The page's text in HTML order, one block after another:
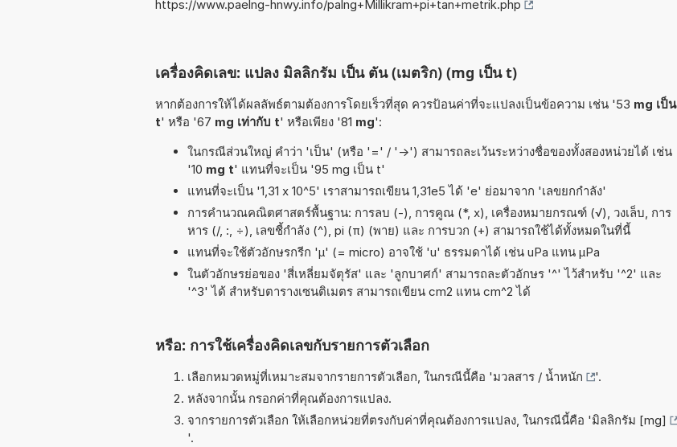
https://www.paelng-hnwy.info/palng+Millikram+pi+tan+metrik.php
เครื่องคิดเลข: แปลง มิลลิกรัม เป็น ตัน (เมตริก) (mg เป็น t)
หากต้องการให้ได้ผลลัพธ์ตามต้องการโดยเร็วที่สุด ควรป้อนค่าที่จะแปลงเป็นข้อความ เช่น '53 mg เป็น
t' หรือ '67 mg เท่ากับ t' หรือเพียง '81 mg':
ในกรณีส่วนใหญ่ คำว่า 'เป็น' (หรือ '=' / '->') สามารถละเว้นระหว่างชื่อของทั้งสองหน่วยได้ เช่น
'10 mg t' แทนที่จะเป็น '95 mg เป็น t'
แทนที่จะเป็น '1,31 x 10^5' เราสามารถเขียน 1,31e5 ได้ 'e' ย่อมาจาก 'เลขยกกำลัง'
การคำนวณคณิตศาสตร์พื้นฐาน: การลบ (-), การคูณ (*, x), เครื่องหมายกรณฑ์ (√), วงเล็บ, การ
หาร (/, :, ÷), เลขชี้กำลัง (^), pi (π) (พาย) และ การบวก (+) สามารถใช้ได้ทั้งหมดในที่นี้
แทนที่จะใช้ตัวอักษรกรีก 'µ' (= micro) อาจใช้ 'u' ธรรมดาได้ เช่น uPa แทน µPa
ในตัวอักษรย่อของ 'สี่เหลี่ยมจัตุรัส' และ 'ลูกบาศก์' สามารถละตัวอักษร '^' ไว้สำหรับ '^2' และ
'^3' ได้ สำหรับตารางเซนติเมตร สามารถเขียน cm2 แทน cm^2 ได้
หรือ: การใช้เครื่องคิดเลขกับรายการตัวเลือก
เลือกหมวดหมู่ที่เหมาะสมจากรายการตัวเลือก, ในกรณีนี้คือ 'มวลสาร / น้ำหนัก
'.
หลังจากนั้น กรอกค่าที่คุณต้องการแปลง.
จากรายการตัวเลือก ให้เลือกหน่วยที่ตรงกับค่าที่คุณต้องการแปลง, ในกรณีนี้คือ 'มิลลิกรัม [mg]
'.